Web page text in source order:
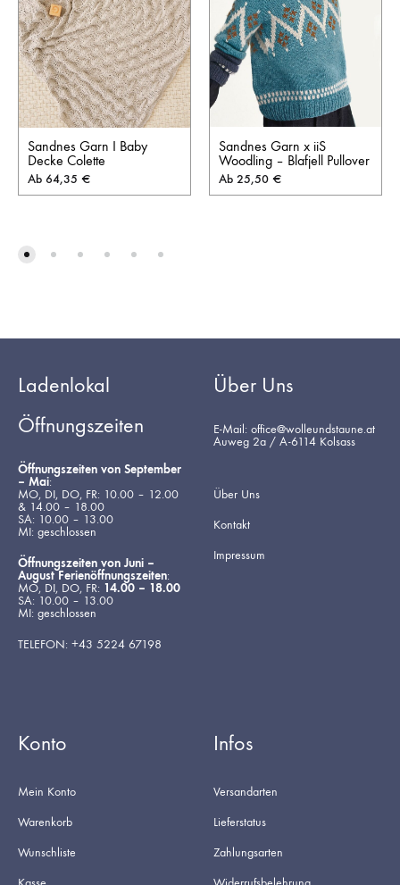
Sandnes Garn I Baby
Decke Colette
Ab 64,35 €
Sandnes Garn x iiS
Woodling – Blafjell Pullover
Ab 25,50 €
Ladenlokal
Öffnungszeiten
Öffnungszeiten von September
– Mai:
MO, DI, DO, FR: 10.00 – 12.00
& 14.00 – 18.00
SA: 10.00 – 13.00
MI: geschlossen
Öffnungszeiten von Juni –
August Ferienöffnungszeiten:
MO, DI, DO, FR: 14.00 – 18.00
SA: 10.00 – 13.00
MI: geschlossen
TELEFON: +43 5224 67198
Über Uns
E-Mail: office@wolleundstaune.at
Auweg 2a / A-6114 Kolsass
Über Uns
Kontakt
Impressum
Konto
Mein Konto
Warenkorb
Wunschliste
Infos
Versandarten
Lieferstatus
Zahlungsarten